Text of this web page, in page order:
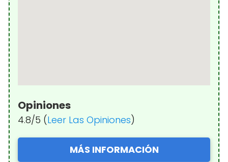
Opiniones
4.8/5 (Leer Las Opiniones)
MÁS INFORMACIÓN